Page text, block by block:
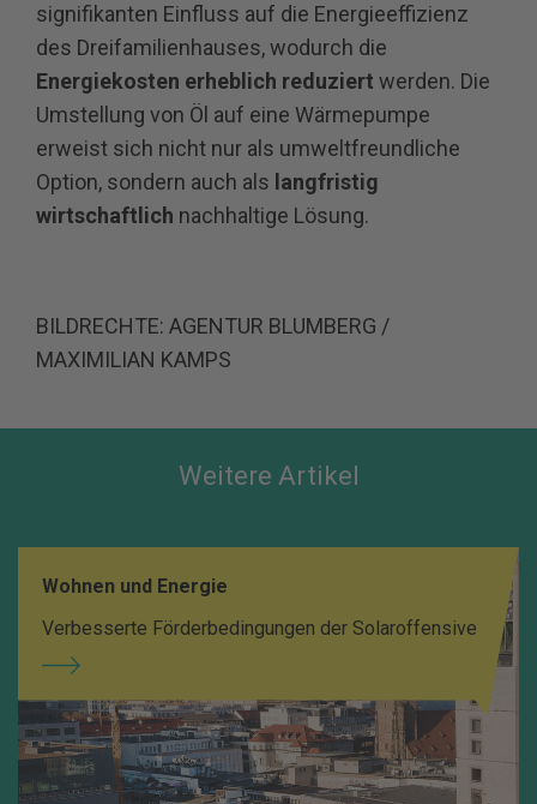
signifikanten Einfluss auf die Energieeffizienz
des Dreifamilienhauses, wodurch die
Energiekosten erheblich reduziert werden. Die
Umstellung von Öl auf eine Wärmepumpe
erweist sich nicht nur als umweltfreundliche
Option, sondern auch als langfristig
wirtschaftlich nachhaltige Lösung.
BILDRECHTE: AGENTUR BLUMBERG /
MAXIMILIAN KAMPS
Weitere Artikel
Wohnen und Energie
Verbesserte Förderbedingungen der Solaroffensive